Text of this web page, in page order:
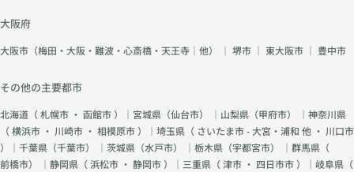
大阪府
大阪市（梅田・大阪・難波・心斎橋・天王寺｜他） ｜ 堺市 ｜ 東大阪市 ｜ 豊中市
その他の主要都市
北海道（札幌市 ・ 函館市）｜宮城県（仙台市） ｜山梨県（甲府市） ｜神奈川県
（横浜市 ・ 川崎市 ・ 相模原市）｜埼玉県（ さいたま市 - 大宮・浦和 他 ・ 川口市
）｜千葉県（千葉市） ｜茨城県（水戸市） ｜栃木県（宇都宮市） ｜群馬県（
前橋市） ｜静岡県（浜松市 ・ 静岡市）｜三重県（津市 ・ 四日市市）｜岐阜県（